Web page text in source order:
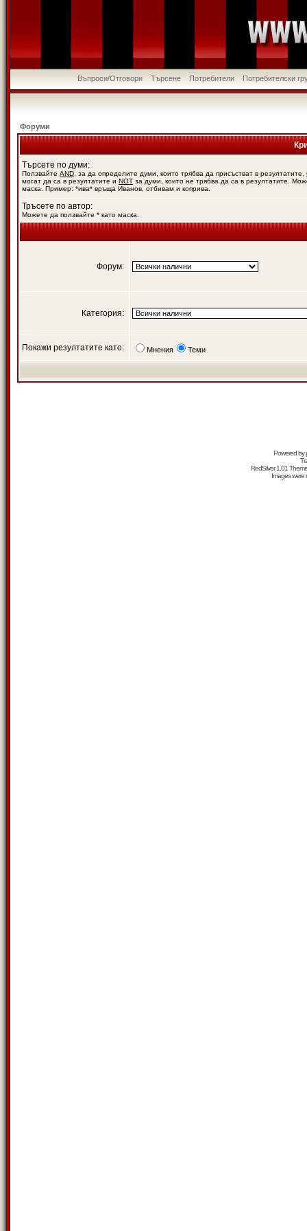
Въпроси/Отговори Търсене Потребители Потребителски
Форуми
Търсете по думи:
Ползвайте AND , за да определите думи, които трябва да присъстват в резултатите,
могат да са в резултатите и NOT за думи, които не трябва да са в резултатите.
маска. Пример: *ива* връща Иванов, отбивам и коприва.
Тръсете по автор:
Можете да ползвайте * като маска.
Форум:
Категория:
Покажи резултатите като: Мнения Теми
Powered by
RedSilver 1.01
Images were